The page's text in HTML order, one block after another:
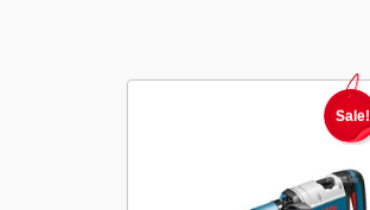
Sale!